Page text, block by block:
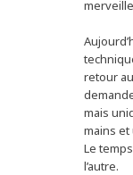
retour
mais
mains
Le
l’autre.